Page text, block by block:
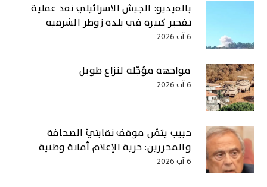
بالفيديو: الجيش الاسرائيلي نفذ عملية
تفجير كبيرة في بلدة زوطر الشرقية
6 آب 2026
مواجهة مؤجّلة لنزاع طويل
6 آب 2026
حبيب يثمّن موقف نقابتيّ الصحافة
والمحررين: حرية الإعلام أمانة وطنية
6 آب 2026